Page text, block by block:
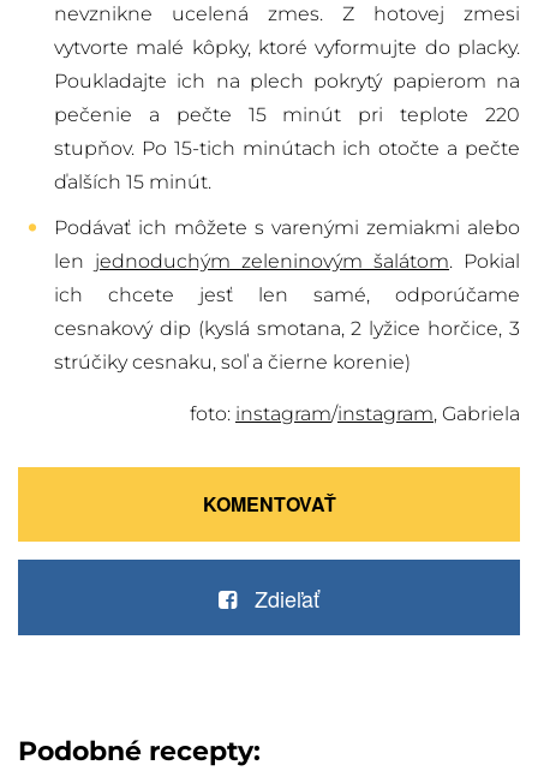
nevznikne ucelená zmes. Z hotovej zmesi
vytvorte malé kôpky, ktoré vyformujte do placky.
Poukladajte ich na plech pokrytý papierom na
pečenie a pečte 15 minút pri teplote 220
stupňov. Po 15-tich minútach ich otočte a pečte
ďalších 15 minút.
Podávať ich môžete s varenými zemiakmi alebo
len jednoduchým zeleninovým šalátom. Pokiaľ
ich chcete jesť len samé, odporúčame
cesnakový dip (kyslá smotana, 2 lyžice horčice, 3
strúčiky cesnaku, soľ a čierne korenie)
foto: instagram/instagram, Gabriela
KOMENTOVAŤ
Zdieľať
Podobné recepty: